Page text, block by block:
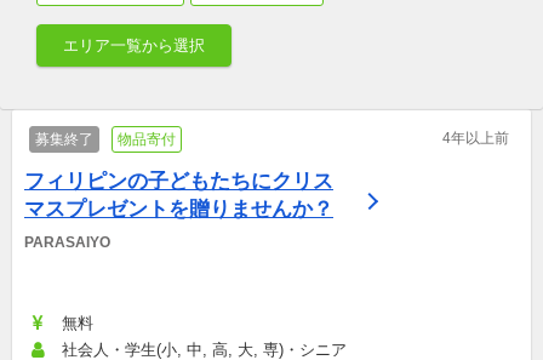
エリア一覧から選択
募集終了 物品寄付 4年以上前
フィリピンの子どもたちにクリス
マスプレゼントを贈りませんか？
PARASAIYO
無料
社会人・学生(小, 中, 高, 大, 専)・シニア